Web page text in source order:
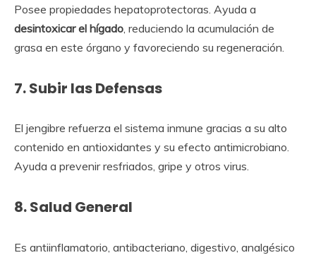
Posee propiedades hepatoprotectoras. Ayuda a
desintoxicar el hígado, reduciendo la acumulación de
grasa en este órgano y favoreciendo su regeneración.
7.Subir las Defensas
El jengibre refuerza el sistema inmune gracias a su alto
contenido en antioxidantes y su efecto antimicrobiano.
Ayuda a prevenir resfriados, gripe y otros virus.
8.Salud General
Es antiinflamatorio, antibacteriano, digestivo, analgésico